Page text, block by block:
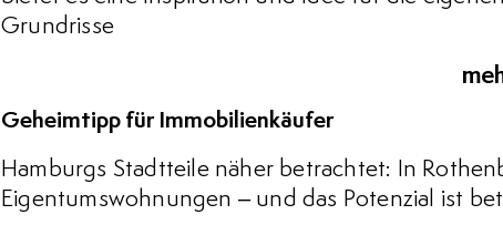
Grundrisse
Geheimtipp für Immobilienkäufer
Hamburgs Stadtteile näher betrachtet: In
Eigentumswohnungen – und das Potenzial ist